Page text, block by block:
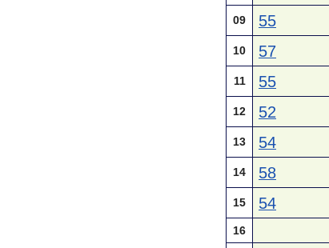
09 55
10 57
11 55
12 52
13 54
14 58
15 54
16